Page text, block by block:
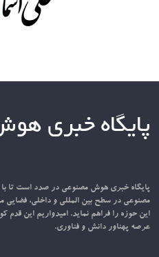
پایگاه خبری
پایگاه خبری هوش مصنوعی در صدد است تا با
مصنوعی در سطح بین المللی و داخلی، فضایی
این حوزه را فراهم نماید. امیدواریم این
عرصه پهناور دانش و فناوری.